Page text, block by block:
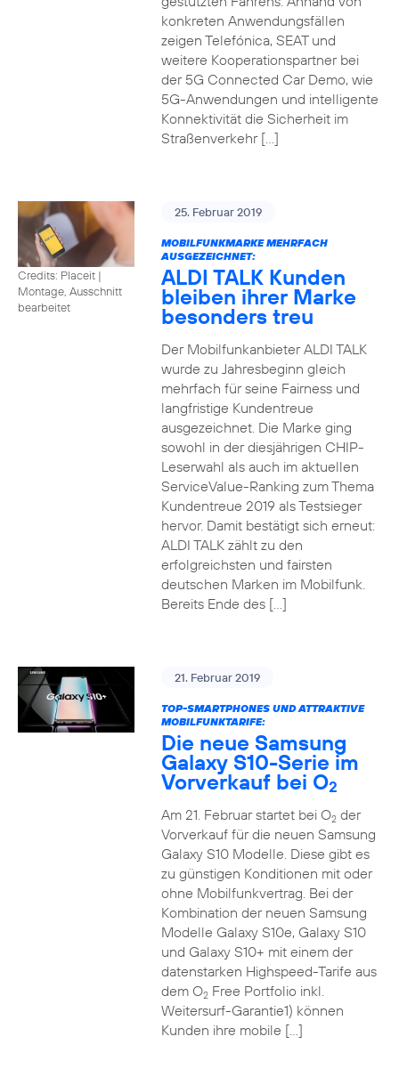
konkreten Anwendungsfällen
zeigen Telefónica, SEAT und
weitere Kooperationspartner bei
der 5G Connected Car Demo, wie
5G-Anwendungen und intelligente
Konnektivität die Sicherheit im
Straßenverkehr […]
Credits: Placeit |
Montage, Ausschnitt
bearbeitet
25. Februar 2019
MOBILFUNKMARKE MEHRFACH
AUSGEZEICHNET:
ALDI TALK Kunden
bleiben ihrer Marke
besonders treu
Der Mobilfunkanbieter ALDI TALK
wurde zu Jahresbeginn gleich
mehrfach für seine Fairness und
langfristige Kundentreue
ausgezeichnet. Die Marke ging
sowohl in der diesjährigen CHIP-
Leserwahl als auch im aktuellen
ServiceValue-Ranking zum Thema
Kundentreue 2019 als Testsieger
hervor. Damit bestätigt sich erneut:
ALDI TALK zählt zu den
erfolgreichsten und fairsten
deutschen Marken im Mobilfunk.
Bereits Ende des […]
21. Februar 2019
TOP-SMARTPHONES UND ATTRAKTIVE
MOBILFUNKTARIFE:
Die neue Samsung
Galaxy S10-Serie im
Vorverkauf bei O2
Am 21. Februar startet bei O2der
Vorverkauf für die neuen Samsung
Galaxy S10 Modelle. Diese gibt es
zu günstigen Konditionen mit oder
ohne Mobilfunkvertrag. Bei der
Kombination der neuen Samsung
Modelle Galaxy S10e, Galaxy S10
und Galaxy S10+ mit einem der
datenstarken Highspeed-Tarife aus
dem O2Free Portfolio inkl.
Weitersurf-Garantie1) können
Kunden ihre mobile […]